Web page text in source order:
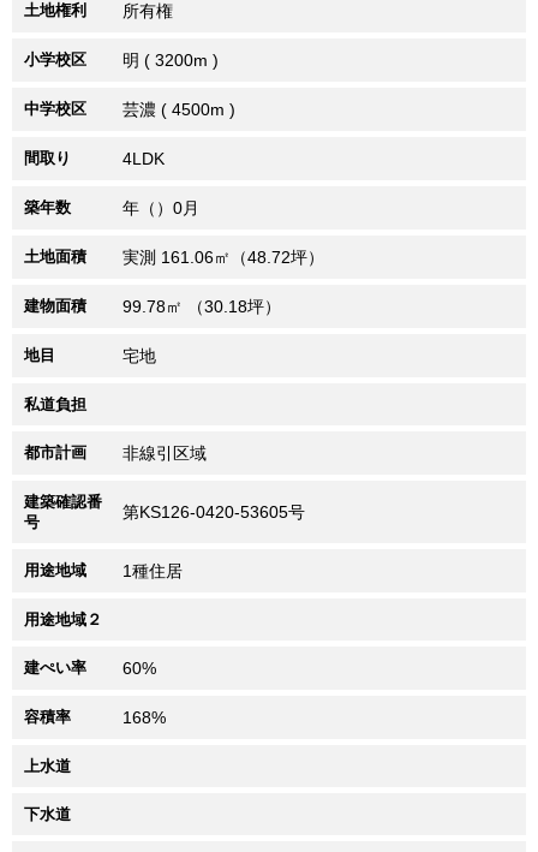
土地権利 所有権
小学校区 明 ( 3200m )
中学校区 芸濃 ( 4500m )
間取り 4LDK
築年数 年（）0月
土地面積 実測 161.06㎡（48.72坪）
建物面積 99.78㎡ （30.18坪）
地目 宅地
私道負担
都市計画 非線引区域
建築確認番
号
第KS126-0420-53605号
用途地域 1種住居
用途地域２
建ぺい率 60%
容積率 168%
上水道
下水道